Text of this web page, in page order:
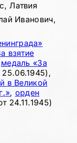
Латвия
Иванович,
взятие
медаль «За
25.06.1945),
в Великой
, орден
24.11.1945)